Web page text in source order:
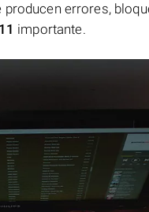
errores,
importante.